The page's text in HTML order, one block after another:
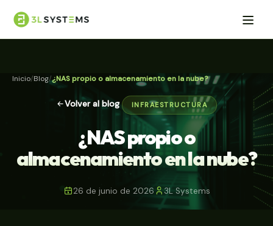
Inicio Blog ¿NAS propio o almacenamiento en la nube?
Volver al blog INFRAESTRUCTURA
¿NAS propio o
almacenamiento en la nube?
26 de junio de 2026 3L Systems